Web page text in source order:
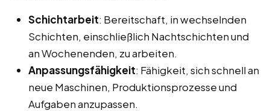
Schichtarbeit: Bereitschaft, in wechselnden
Schichten, einschließlich Nachtschichten und
an Wochenenden, zu arbeiten.
Anpassungsfähigkeit: Fähigkeit, sich schnell an
neue Maschinen, Produktionsprozesse und
Aufgaben anzupassen.